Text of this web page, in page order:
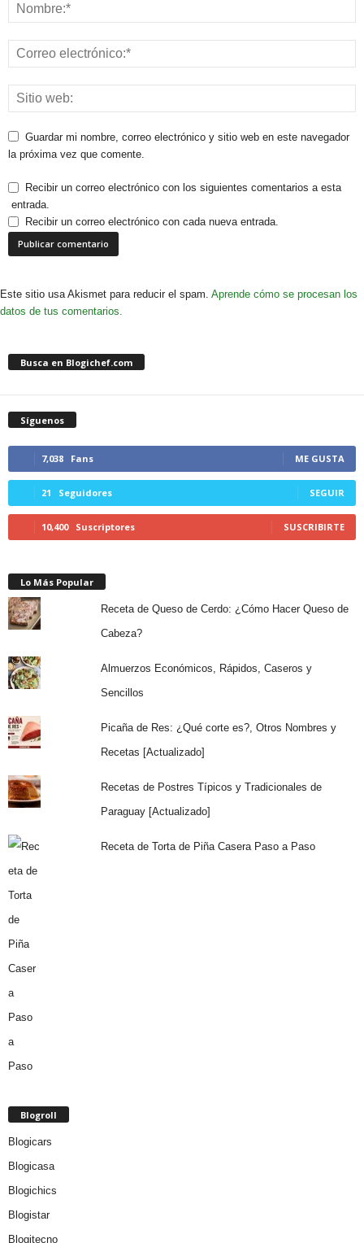
Guardar mi nombre, correo electrónico y sitio web en este navegador
la próxima vez que comente.
Recibir un correo electrónico con los siguientes comentarios a esta
entrada.
Recibir un correo electrónico con cada nueva entrada.
Este sitio usa Akismet para reducir el spam. Aprende cómo se procesan los
datos de tus comentarios.
Busca en Blogichef.com
Síguenos
7,038 Fans ME GUSTA
21 Seguidores SEGUIR
10,400 Suscriptores SUSCRIBIRTE
Lo Más Popular
Receta de Queso de Cerdo: ¿Cómo Hacer Queso de
Cabeza?
Almuerzos Económicos, Rápidos, Caseros y
Sencillos
Picaña de Res: ¿Qué corte es?, Otros Nombres y
Recetas [Actualizado]
Recetas de Postres Típicos y Tradicionales de
Paraguay [Actualizado]
Receta de Torta de Piña Casera Paso a Paso
Blogroll
Blogicars
Blogicasa
Blogichics
Blogistar
Blogitecno